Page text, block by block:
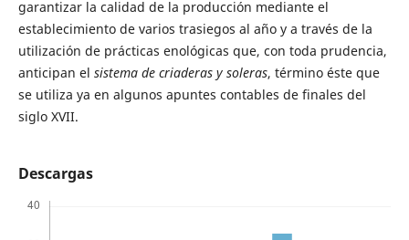
garantizar la calidad de la producción mediante el
establecimiento de varios trasiegos al año y a través de la
utilización de prácticas enológicas que, con toda prudencia,
anticipan el sistema de criaderas y soleras, término éste que
se utiliza ya en algunos apuntes contables de finales del
siglo XVII.
Descargas